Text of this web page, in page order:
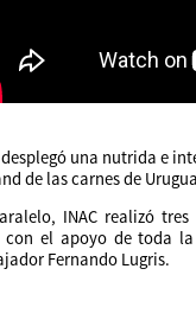
desplegó una nutrida e
de las carnes de
INAC realizó
el apoyo de toda la
Fernando Lugris.